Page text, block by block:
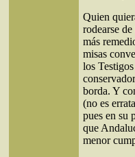
Quien
rodearse
más
misas
los
borda. Y
(no es
pues en su
que
menor